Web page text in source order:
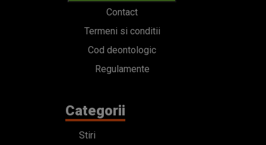
Contact
Termeni si conditii
Cod deontologic
Regulamente
Categorii
Stiri